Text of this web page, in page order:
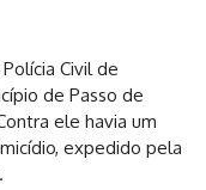
Civil de
de Passo de
ele havia um
expedido pela